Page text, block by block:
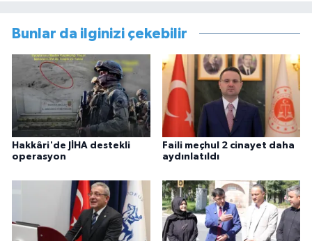
Bunlar da ilginizi çekebilir
Hakkâri'de JİHA destekli
operasyon
Faili meçhul 2 cinayet daha
aydınlatıldı